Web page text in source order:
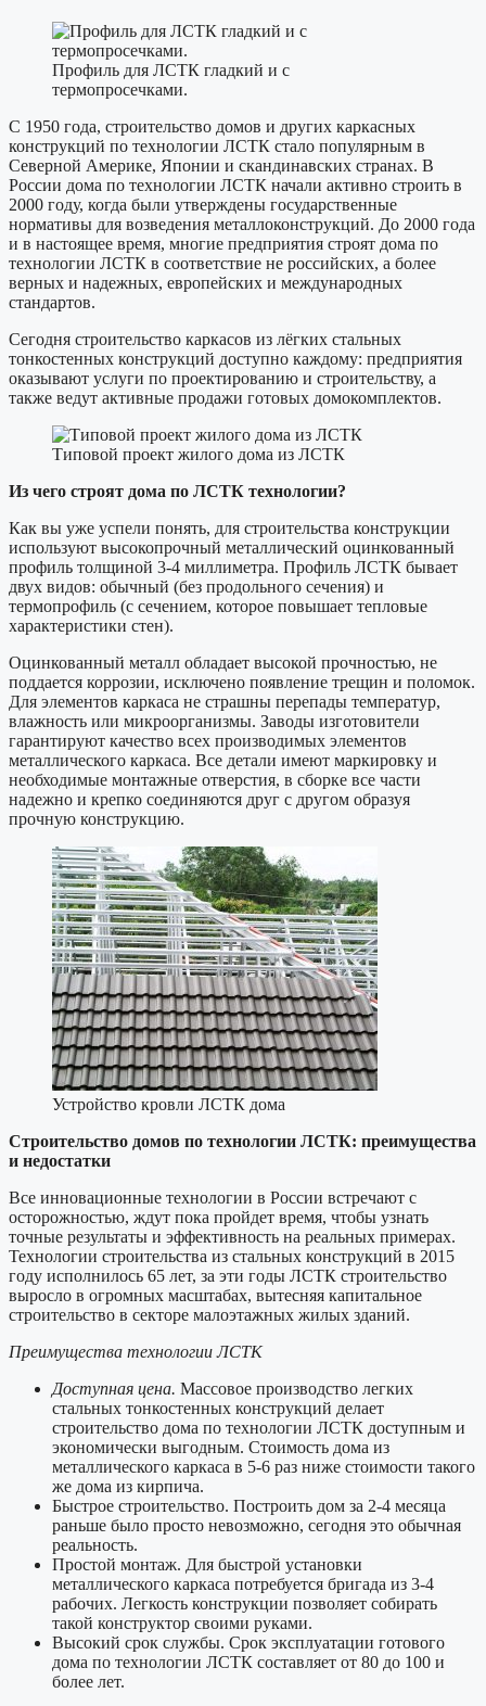
Профиль для ЛСТК гладкий и с
термопросечками.
С 1950 года, строительство домов и других каркасных
конструкций по технологии ЛСТК стало популярным в
Северной Америке, Японии и скандинавских странах. В
России дома по технологии ЛСТК начали активно строить в
2000 году, когда были утверждены государственные
нормативы для возведения металлоконструкций. До 2000 года
и в настоящее время, многие предприятия строят дома по
технологии ЛСТК в соответствие не российских, а более
верных и надежных, европейских и международных
стандартов.
Сегодня строительство каркасов из лёгких стальных
тонкостенных конструкций доступно каждому: предприятия
оказывают услуги по проектированию и строительству, а
также ведут активные продажи готовых домокомплектов.
Типовой проект жилого дома из ЛСТК
Из чего строят дома по ЛСТК технологии?
Как вы уже успели понять, для строительства конструкции
используют высокопрочный металлический оцинкованный
профиль толщиной 3-4 миллиметра. Профиль ЛСТК бывает
двух видов: обычный (без продольного сечения) и
термопрофиль (с сечением, которое повышает тепловые
характеристики стен).
Оцинкованный металл обладает высокой прочностью, не
поддается коррозии, исключено появление трещин и поломок.
Для элементов каркаса не страшны перепады температур,
влажность или микроорганизмы. Заводы изготовители
гарантируют качество всех производимых элементов
металлического каркаса. Все детали имеют маркировку и
необходимые монтажные отверстия, в сборке все части
надежно и крепко соединяются друг с другом образуя
прочную конструкцию.
Устройство кровли ЛСТК дома
Строительство домов по технологии ЛСТК: преимущества
и недостатки
Все инновационные технологии в России встречают с
осторожностью, ждут пока пройдет время, чтобы узнать
точные результаты и эффективность на реальных примерах.
Технологии строительства из стальных конструкций в 2015
году исполнилось 65 лет, за эти годы ЛСТК строительство
выросло в огромных масштабах, вытесняя капитальное
строительство в секторе малоэтажных жилых зданий.
Преимущества технологии ЛСТК
Доступная цена. Массовое производство легких
стальных тонкостенных конструкций делает
строительство дома по технологии ЛСТК доступным и
экономически выгодным. Стоимость дома из
металлического каркаса в 5-6 раз ниже стоимости такого
же дома из кирпича.
Быстрое строительство. Построить дом за 2-4 месяца
раньше было просто невозможно, сегодня это обычная
реальность.
Простой монтаж. Для быстрой установки
металлического каркаса потребуется бригада из 3-4
рабочих. Легкость конструкции позволяет собирать
такой конструктор своими руками.
Высокий срок службы. Срок эксплуатации готового
дома по технологии ЛСТК составляет от 80 до 100 и
более лет.